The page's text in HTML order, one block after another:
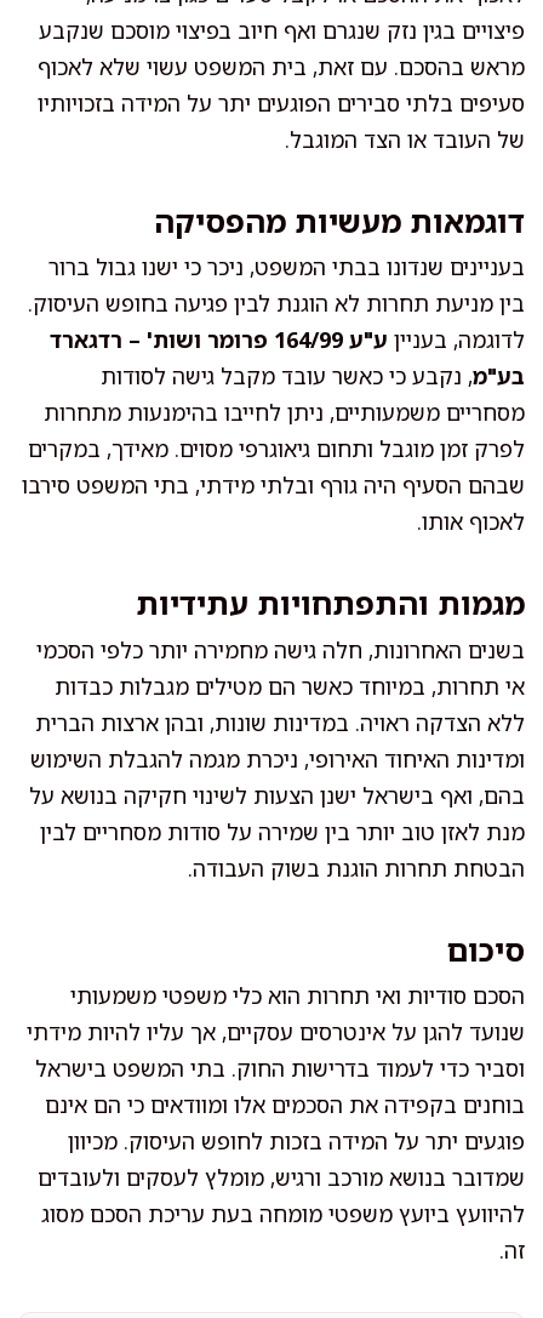
פיצויים בגין נזק שנגרם ואף חיוב בפיצוי מוסכם שנקבע
מראש בהסכם. עם זאת, בית המשפט עשוי שלא לאכוף
סעיפים בלתי סבירים הפוגעים יתר על המידה בזכויותיו
של העובד או הצד המוגבל.
דוגמאות מעשיות מהפסיקה
בעניינים שנדונו בבתי המשפט, ניכר כי ישנו גבול ברור
בין מניעת תחרות לא הוגנת לבין פגיעה בחופש העיסוק.
לדוגמה, בעניין
ע"ע 164/99 פרומר ושות' – רדגארד
בע"מ, נקבע כי כאשר עובד מקבל גישה לסודות
מסחריים משמעותיים, ניתן לחייבו בהימנעות מתחרות
לפרק זמן מוגבל ותחום גיאוגרפי מסוים. מאידך, במקרים
שבהם הסעיף היה גורף ובלתי מידתי, בתי המשפט סירבו
לאכוף אותו.
מגמות והתפתחויות עתידיות
בשנים האחרונות, חלה גישה מחמירה יותר כלפי הסכמי
אי תחרות, במיוחד כאשר הם מטילים מגבלות כבדות
ללא הצדקה ראויה. במדינות שונות, ובהן ארצות הברית
ומדינות האיחוד האירופי, ניכרת מגמה להגבלת השימוש
בהם, ואף בישראל ישנן הצעות לשינוי חקיקה בנושא על
מנת לאזן טוב יותר בין שמירה על סודות מסחריים לבין
הבטחת תחרות הוגנת בשוק העבודה.
סיכום
הסכם סודיות ואי תחרות הוא כלי משפטי משמעותי
שנועד להגן על אינטרסים עסקיים, אך עליו להיות מידתי
וסביר כדי לעמוד בדרישות החוק. בתי המשפט בישראל
בוחנים בקפידה את הסכמים אלו ומוודאים כי הם אינם
פוגעים יתר על המידה בזכות לחופש העיסוק. מכיוון
שמדובר בנושא מורכב ורגיש, מומלץ לעסקים ולעובדים
להיוועץ ביועץ משפטי מומחה בעת עריכת הסכם מסוג
זה.